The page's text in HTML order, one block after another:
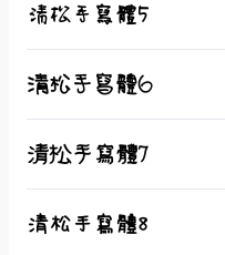
清松手寫體5
清松手寫體6
清松手寫體7
清松手寫體8